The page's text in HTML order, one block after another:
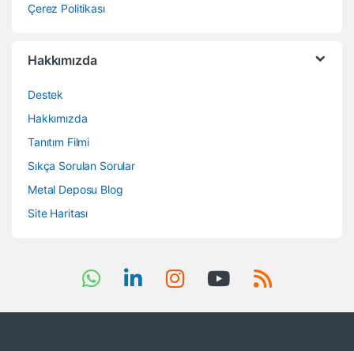
Çerez Politikası
Hakkımızda
Destek
Hakkımızda
Tanıtım Filmi
Sıkça Sorulan Sorular
Metal Deposu Blog
Site Haritası